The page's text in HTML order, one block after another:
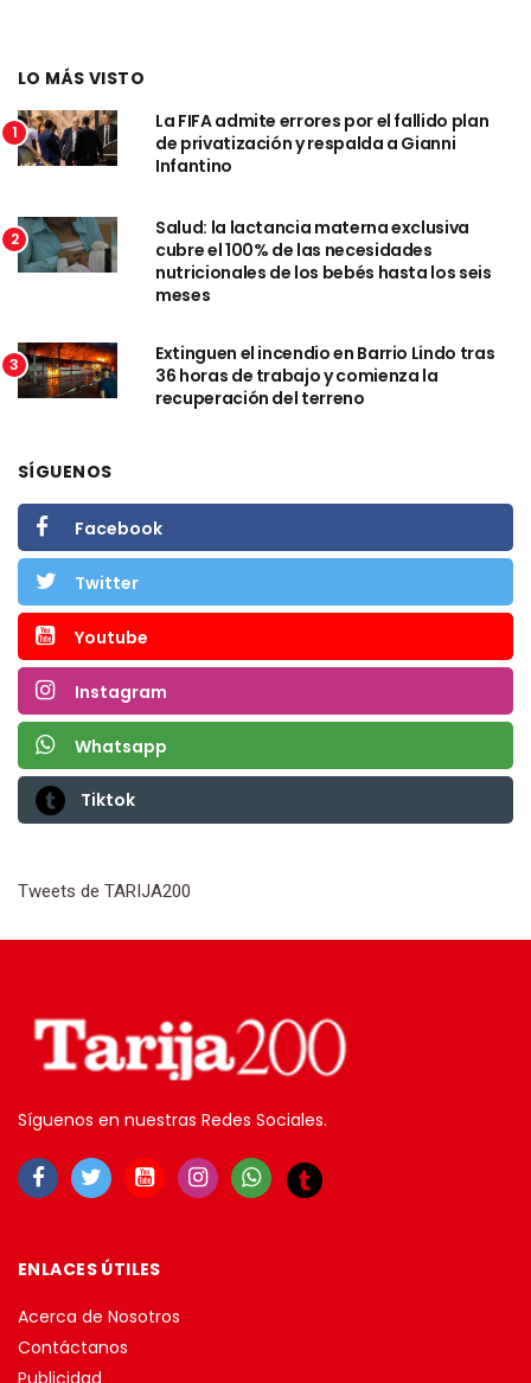
LO MÁS VISTO
1
La FIFA admite errores por el fallido plan
de privatización y respalda a Gianni
Infantino
2
Salud: la lactancia materna exclusiva
cubre el 100% de las necesidades
nutricionales de los bebés hasta los seis
meses
3
Extinguen el incendio en Barrio Lindo tras
36 horas de trabajo y comienza la
recuperación del terreno
SÍGUENOS
Facebook
Twitter
Youtube
Instagram
Whatsapp
Tiktok
Tweets de TARIJA200
Síguenos en nuestras Redes Sociales.
ENLACES ÚTILES
Acerca de Nosotros
Contáctanos
Publicidad